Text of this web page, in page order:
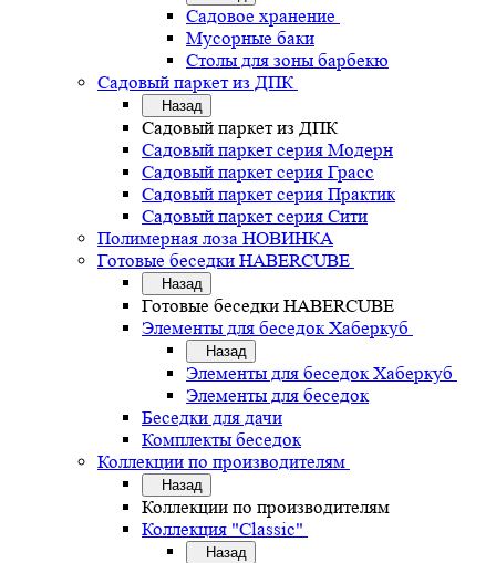
Садовое хранение
Мусорные баки
Столы для зоны барбекю
Садовый паркет из ДПК
Назад
Садовый паркет из ДПК
Садовый паркет серия Mодерн
Садовый паркет серия Грасс
Садовый паркет серия Практик
Садовый паркет серия Сити
Полимерная лоза НОВИНКА
Готовые беседки HABERCUBE
Назад
Готовые беседки HABERCUBE
Элементы для беседок Хаберкуб
Назад
Элементы для беседок Хаберкуб
Элементы для беседок
Беседки для дачи
Комплекты беседок
Коллекции по производителям
Назад
Коллекции по производителям
Коллекция "Classic"
Назад